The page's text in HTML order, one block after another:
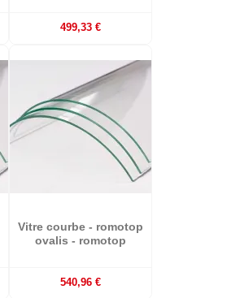
499,33 €
Vitre courbe - romotop
ovalis - romotop
540,96 €